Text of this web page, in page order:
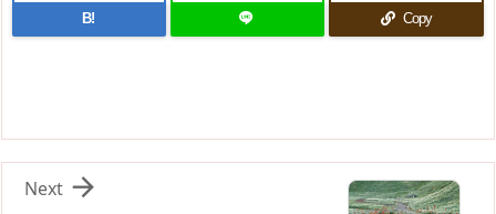
B! Copy

Next